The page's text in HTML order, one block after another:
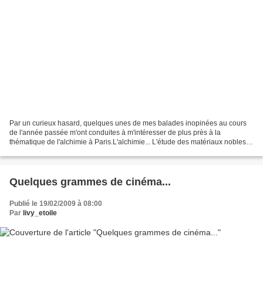
Par un curieux hasard, quelques unes de mes balades inopinées au cours
de l'année passée m'ont conduites à m'intéresser de plus près à la
thématique de l'alchimie à Paris.L'alchimie... L'étude des matériaux nobles,
Quelques grammes de cinéma...
Publié le 19/02/2009 à 08:00
Par livy_etoile